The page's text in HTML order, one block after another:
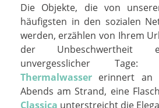
Die Objekte, die von
häufigsten in den sozialen
werden, erzählen von Ihrem
der Unbeschwertheit
unvergesslicher
Thermalwassererinnert an
Abends am Strand, eine
Classica unterstreicht die